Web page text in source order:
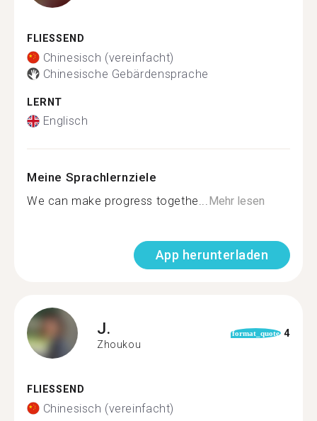
FLIESSEND
Chinesisch (vereinfacht)
Chinesische Gebärdensprache
LERNT
Englisch
Meine Sprachlernziele
We can make progress togethe...Mehr lesen
App herunterladen
J.
Zhoukou
format_quote 4
FLIESSEND
Chinesisch (vereinfacht)